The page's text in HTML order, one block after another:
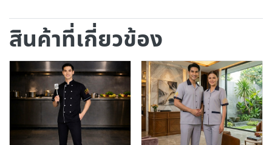
สินค้าที่เกี่ยวข้อง